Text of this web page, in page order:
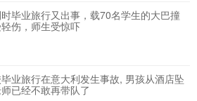
毕业旅行又出事，载70名学生的大巴撞
伤，师生受惊吓
业旅行在意大利发生事故, 男孩从酒店坠
已经不敢再带队了